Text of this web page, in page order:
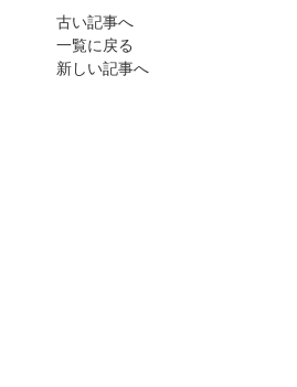
古い記事へ
一覧に戻る
新しい記事へ